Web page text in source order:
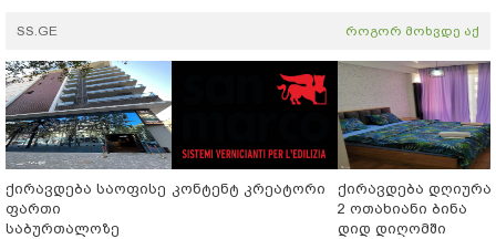
SS.GE როგორ მოხვდე აქ
ქირავდება საოფისე
ფართი
საბურთალოზე
კონტენტ კრეატორი
ქირავდება
2 ოთახიანი ბინა
დიდ დიღომში